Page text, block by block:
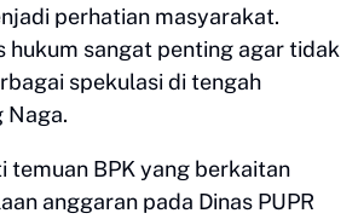
perhatian masyarakat.
hukum sangat penting agar tidak
spekulasi di tengah
Naga.
temuan BPK yang berkaitan
anggaran pada Dinas PUPR